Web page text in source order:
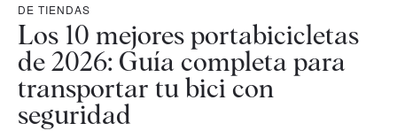
DE TIENDAS
Los 10 mejores portabicicletas
de 2026: Guía completa para
transportar tu bici con
seguridad